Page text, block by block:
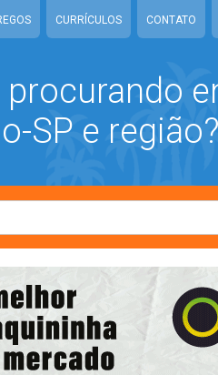
CURRÍCULOS CONTATO
procurando
SP e região?